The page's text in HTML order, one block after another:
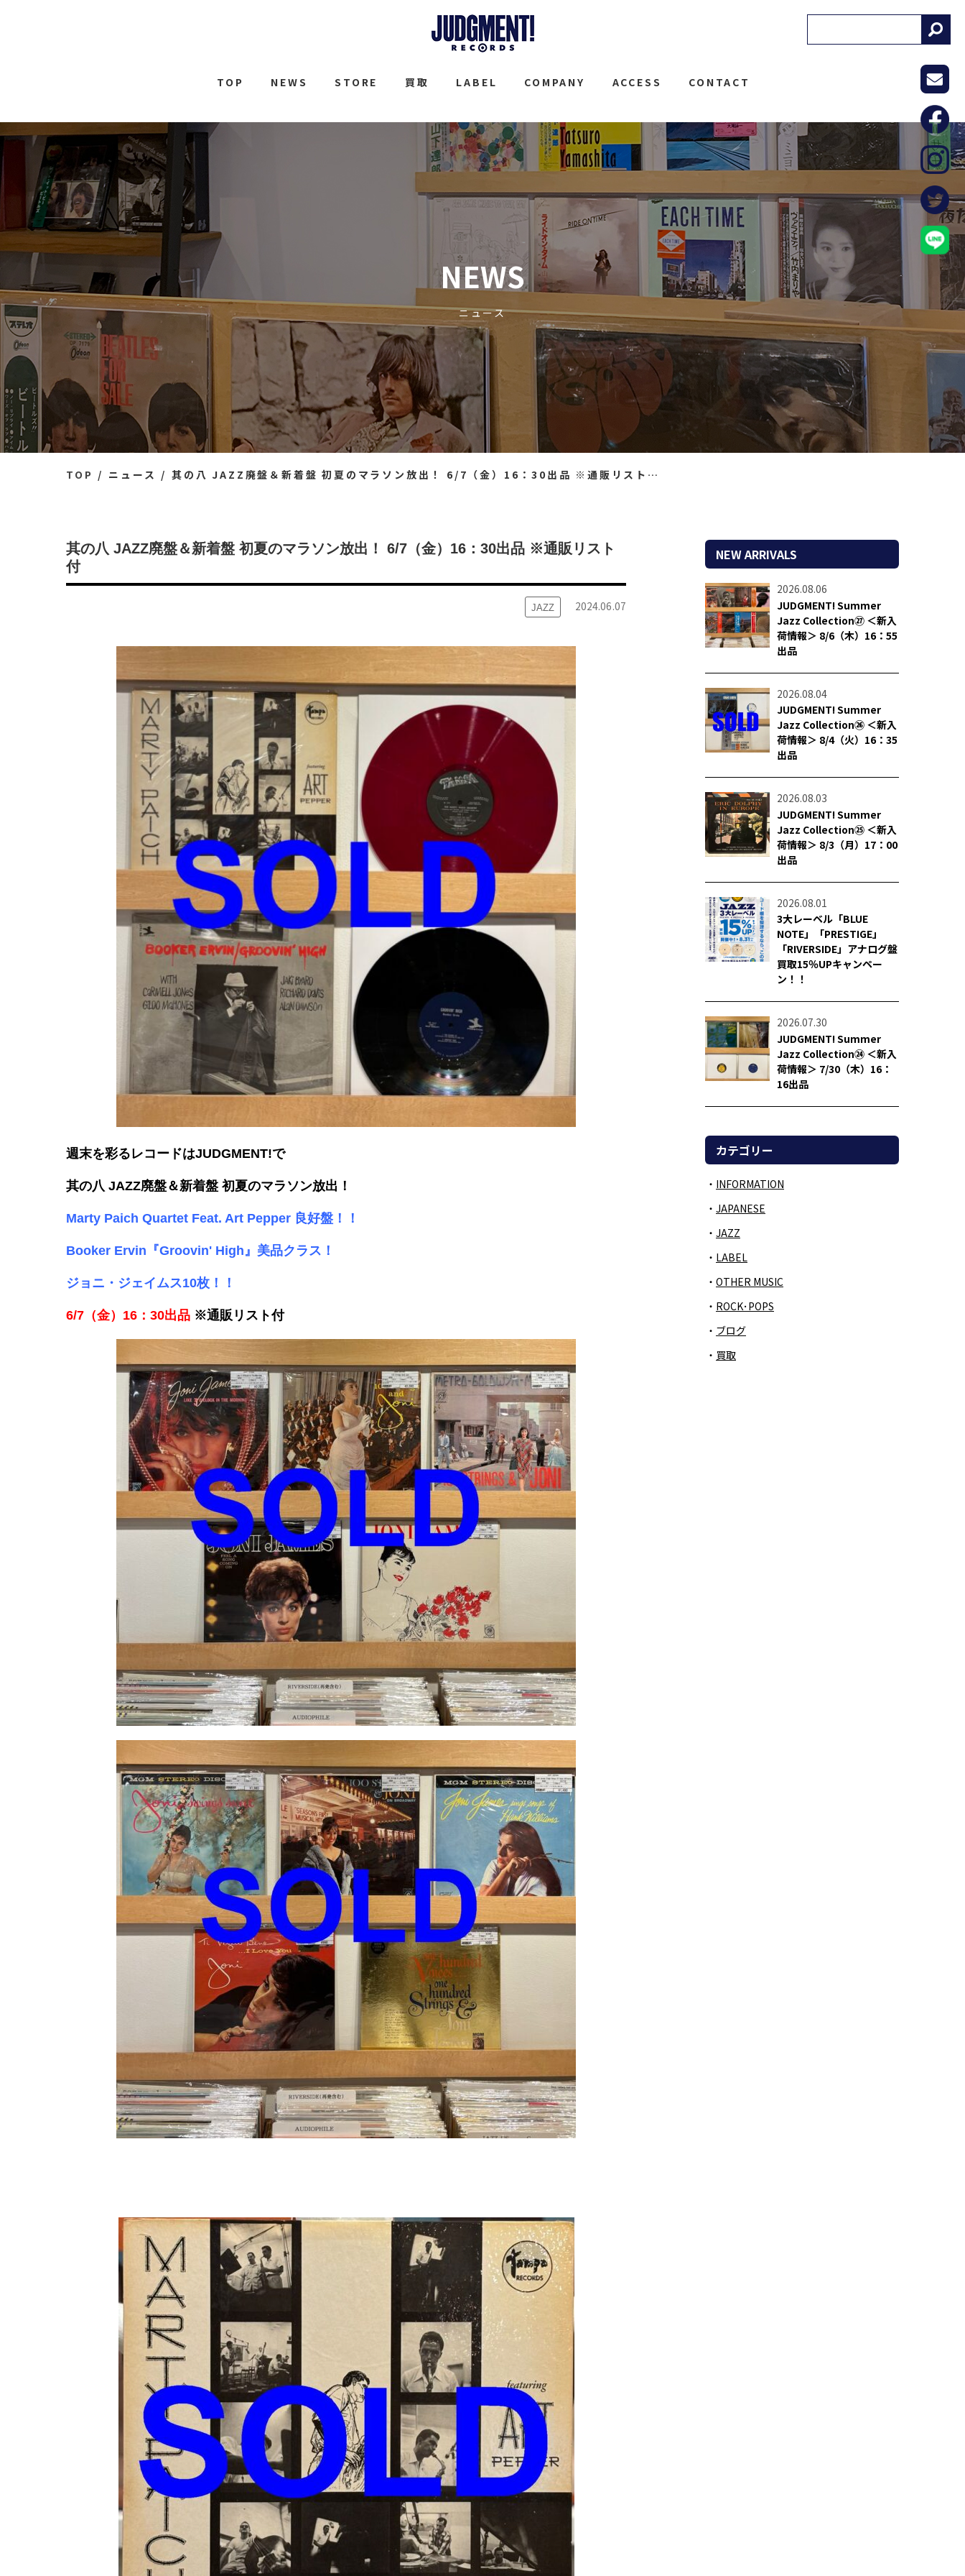
TOP NEWS STORE 買取 LABEL COMPANY ACCESS CONTACT
NEWS
ニュース
TOP ニュース 其の八 JAZZ廃盤＆新着盤 初夏のマラソン放出！ 6/7（金）16：30出品 ※通販リスト付
其の八 JAZZ廃盤＆新着盤 初夏のマラソン放出！ 6/7（金）16：30出品 ※通販リスト
付
JAZZ 2024.06.07
週末を彩るレコードはJUDGMENT!で
其の八 JAZZ廃盤＆新着盤 初夏のマラソン放出！
Marty Paich Quartet Feat. Art Pepper 良好盤！！
Booker Ervin『Groovin' High』美品クラス！
ジョニ・ジェイムス10枚！！
6/7（金）16：30出品 ※通販リスト付
NEW ARRIVALS
2026.08.06
JUDGMENT! Summer
Jazz Collection㉗ ＜新入
荷情報＞ 8/6（木）16：55
出品
2026.08.04
JUDGMENT! Summer
Jazz Collection㉖ ＜新入
荷情報＞ 8/4（火）16：35
出品
2026.08.03
JUDGMENT! Summer
Jazz Collection㉕ ＜新入
荷情報＞ 8/3（月）17：00
出品
2026.08.01
3大レーベル「BLUE
NOTE」「PRESTIGE」
「RIVERSIDE」アナログ盤
買取15％UPキャンペー
ン！！
2026.07.30
JUDGMENT! Summer
Jazz Collection㉔ ＜新入
荷情報＞ 7/30（木）16：
16出品
カテゴリー
INFORMATION
JAPANESE
JAZZ
LABEL
OTHER MUSIC
ROCK･POPS
ブログ
買取